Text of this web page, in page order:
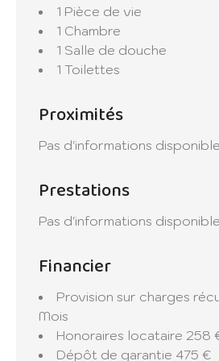
1 Pièce de vie
1 Chambre
1 Salle de douche
1 Toilettes
Proximités
Pas d'informations
Prestations
Pas d'informations
Financier
Provision sur charges
Mois
Honoraires locataire 258
Dépôt de garantie 475 €